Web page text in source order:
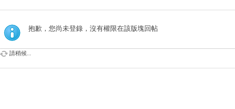
索
抱歉，您尚未登錄，沒有權限在該版塊回帖
請稍候...